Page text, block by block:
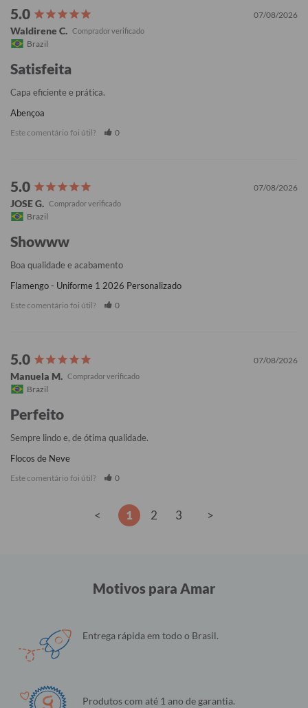
07/08/2026
Waldirene C.
Brazil
Satisfeita
Capa eficiente e prática.
Abençoa
Este comentário foi útil? 0
07/08/2026
JOSE G.
Brazil
Showww
Boa qualidade e acabamento
Flamengo - Uniforme 1 2026 Personalizado
Este comentário foi útil? 0
07/08/2026
Manuela M.
Brazil
Perfeito
Sempre lindo e, de ótima qualidade.
Flocos de Neve
Este comentário foi útil? 0
< 1 2 3 >
Motivos para Amar
Entrega rápida em todo o Brasil.
Produtos com até 1 ano de garantia.